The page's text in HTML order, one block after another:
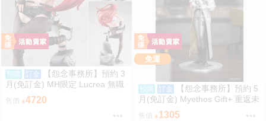
預購 訂金
【怨念事務所】預約 3
月(免訂金) MH限定 Lucrea 無職
轉生 艾莉絲 全高約27公分 0816
4720
免運
預購 訂金
【怨念事務所】預約 5
月(免訂金) Myethos Gift+ 重返未
來 1999 兔毛手袋 1/8 1011
售價 1305